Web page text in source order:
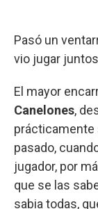
Pasó un
vio jugar
El mayor
Canelones,
prácticamente
pasado,
jugador, por
que se las
sabia todas,